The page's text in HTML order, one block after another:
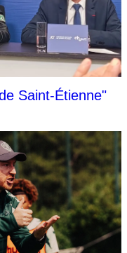
Saint-Étienne"